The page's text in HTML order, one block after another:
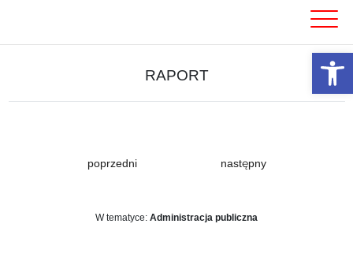
RAPORT
poprzedni następny
W tematyce: Administracja publiczna